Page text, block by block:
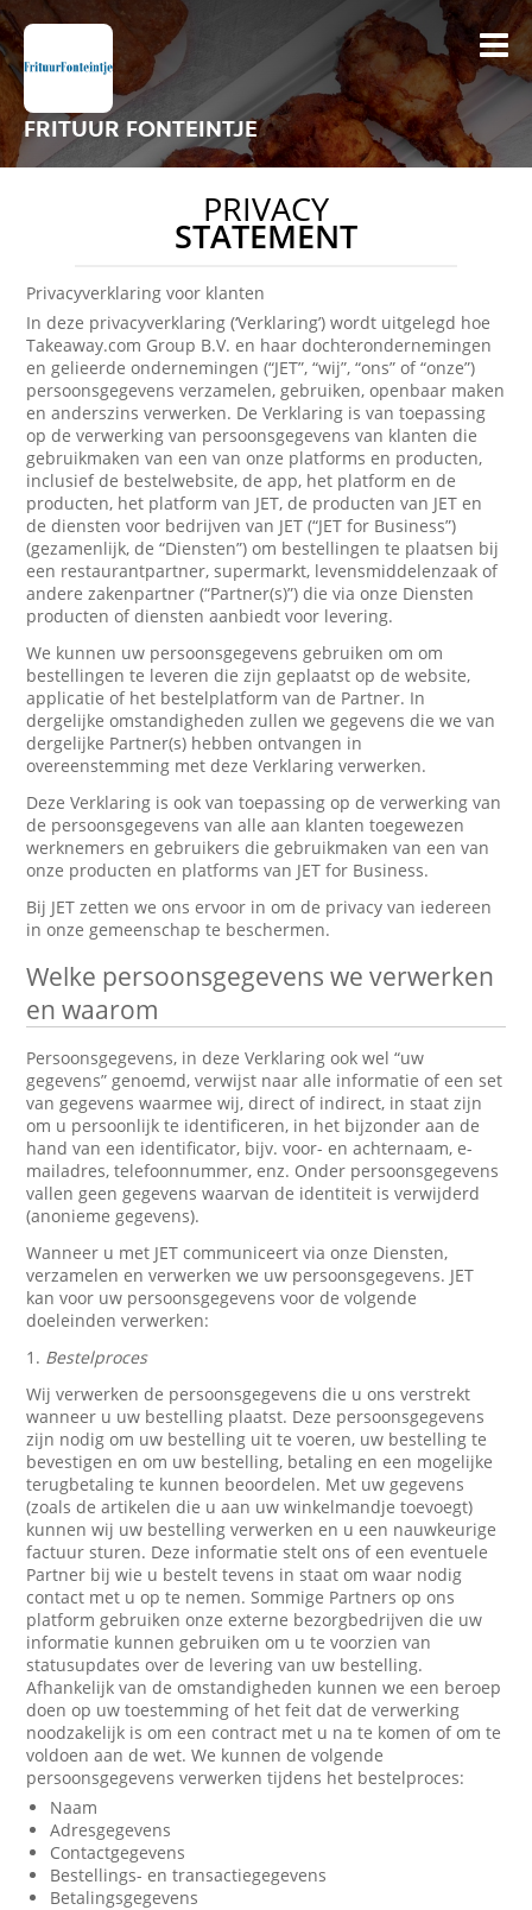
FRITUUR FONTEINTJE
PRIVACY
STATEMENT
Privacyverklaring voor klanten
In deze privacyverklaring (‘Verklaring’) wordt uitgelegd hoe
Takeaway.com Group B.V. en haar dochterondernemingen
en gelieerde ondernemingen (“JET”, “wij”, “ons” of “onze”)
persoonsgegevens verzamelen, gebruiken, openbaar maken
en anderszins verwerken. De Verklaring is van toepassing
op de verwerking van persoonsgegevens van klanten die
gebruikmaken van een van onze platforms en producten,
inclusief de bestelwebsite, de app, het platform en de
producten, het platform van JET, de producten van JET en
de diensten voor bedrijven van JET (“JET for Business”)
(gezamenlijk, de “Diensten”) om bestellingen te plaatsen bij
een restaurantpartner, supermarkt, levensmiddelenzaak of
andere zakenpartner (“Partner(s)”) die via onze Diensten
producten of diensten aanbiedt voor levering.
We kunnen uw persoonsgegevens gebruiken om om
bestellingen te leveren die zijn geplaatst op de website,
applicatie of het bestelplatform van de Partner. In
dergelijke omstandigheden zullen we gegevens die we van
dergelijke Partner(s) hebben ontvangen in
overeenstemming met deze Verklaring verwerken.
Deze Verklaring is ook van toepassing op de verwerking van
de persoonsgegevens van alle aan klanten toegewezen
werknemers en gebruikers die gebruikmaken van een van
onze producten en platforms van JET for Business.
Bij JET zetten we ons ervoor in om de privacy van iedereen
in onze gemeenschap te beschermen.
Welke persoonsgegevens we verwerken
en waarom
Persoonsgegevens, in deze Verklaring ook wel “uw
gegevens” genoemd, verwijst naar alle informatie of een set
van gegevens waarmee wij, direct of indirect, in staat zijn
om u persoonlijk te identificeren, in het bijzonder aan de
hand van een identificator, bijv. voor- en achternaam, e-
mailadres, telefoonnummer, enz. Onder persoonsgegevens
vallen geen gegevens waarvan de identiteit is verwijderd
(anonieme gegevens).
Wanneer u met JET communiceert via onze Diensten,
verzamelen en verwerken we uw persoonsgegevens. JET
kan voor uw persoonsgegevens voor de volgende
doeleinden verwerken:
1. Bestelproces
Wij verwerken de persoonsgegevens die u ons verstrekt
wanneer u uw bestelling plaatst. Deze persoonsgegevens
zijn nodig om uw bestelling uit te voeren, uw bestelling te
bevestigen en om uw bestelling, betaling en een mogelijke
terugbetaling te kunnen beoordelen. Met uw gegevens
(zoals de artikelen die u aan uw winkelmandje toevoegt)
kunnen wij uw bestelling verwerken en u een nauwkeurige
factuur sturen. Deze informatie stelt ons of een eventuele
Partner bij wie u bestelt tevens in staat om waar nodig
contact met u op te nemen. Sommige Partners op ons
platform gebruiken onze externe bezorgbedrijven die uw
informatie kunnen gebruiken om u te voorzien van
statusupdates over de levering van uw bestelling.
Afhankelijk van de omstandigheden kunnen we een beroep
doen op uw toestemming of het feit dat de verwerking
noodzakelijk is om een contract met u na te komen of om te
voldoen aan de wet. We kunnen de volgende
persoonsgegevens verwerken tijdens het bestelproces:
Naam
Adresgegevens
Contactgegevens
Bestellings- en transactiegegevens
Betalingsgegevens